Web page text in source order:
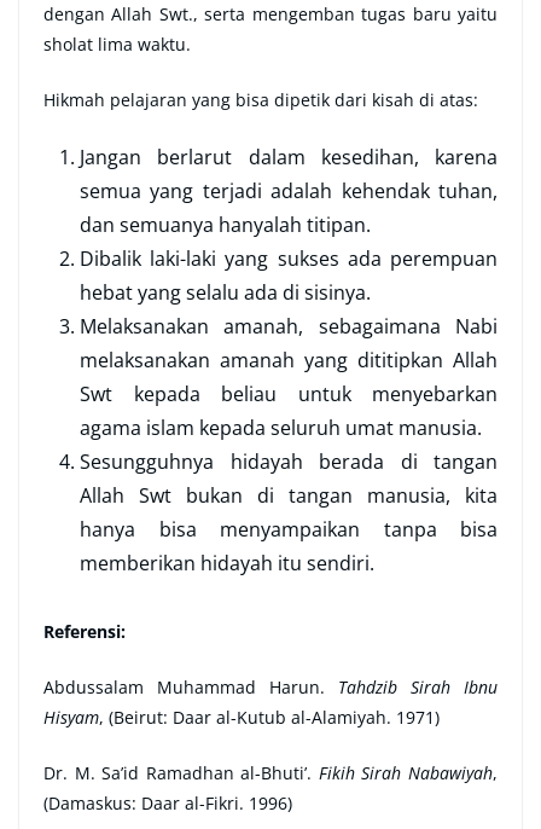
dengan Allah Swt., serta mengemban tugas baru yaitu
sholat lima waktu.
Hikmah pelajaran yang bisa dipetik dari kisah di atas:
Jangan berlarut dalam kesedihan, karena
semua yang terjadi adalah kehendak tuhan,
dan semuanya hanyalah titipan.
Dibalik laki-laki yang sukses ada perempuan
hebat yang selalu ada di sisinya.
Melaksanakan amanah, sebagaimana Nabi
melaksanakan amanah yang dititipkan Allah
Swt kepada beliau untuk menyebarkan
agama islam kepada seluruh umat manusia.
Sesungguhnya hidayah berada di tangan
Allah Swt bukan di tangan manusia, kita
hanya bisa menyampaikan tanpa bisa
memberikan hidayah itu sendiri.
Referensi:
Abdussalam Muhammad Harun. Tahdzib Sirah Ibnu
Hisyam, (Beirut: Daar al-Kutub al-Alamiyah. 1971)
Dr. M. Sa’id Ramadhan al-Bhuti’. Fikih Sirah Nabawiyah,
(Damaskus: Daar al-Fikri. 1996)